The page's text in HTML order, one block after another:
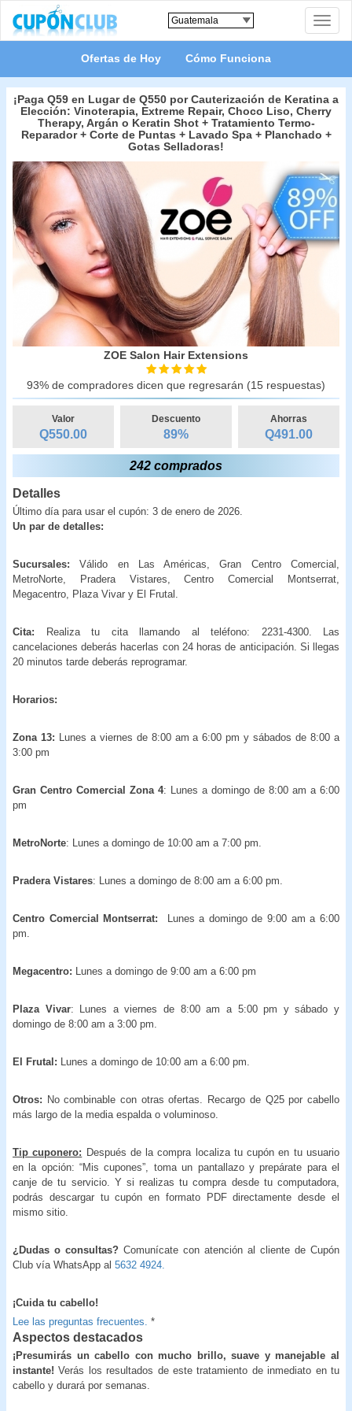
Toggle
Ofertas de Hoy Cómo Funciona
¡Paga Q59 en Lugar de Q550 por Cauterización de Keratina a
Elección: Vinoterapia, Extreme Repair, Choco Liso, Cherry
Therapy, Argán o Keratin Shot + Tratamiento Termo-
Reparador + Corte de Puntas + Lavado Spa + Planchado +
Gotas Selladoras!
ZOE Salon Hair Extensions
93% de compradores dicen que regresarán (15 respuestas)
Valor
Q550.00
Descuento
89%
Ahorras
Q491.00
242 comprados
Detalles
Último día para usar el cupón: 3 de enero de 2026.
Un par de detalles:
Sucursales: Válido en Las Américas, Gran Centro Comercial,
MetroNorte, Pradera Vistares, Centro Comercial Montserrat,
Megacentro, Plaza Vivar y El Frutal.
Cita: Realiza tu cita llamando al teléfono: 2231-4300. Las
cancelaciones deberás hacerlas con 24 horas de anticipación. Si llegas
20 minutos tarde deberás reprogramar.
Horarios:
Zona 13: Lunes a viernes de 8:00 am a 6:00 pm y sábados de 8:00 a
3:00 pm
Gran Centro Comercial Zona 4: Lunes a domingo de 8:00 am a 6:00
pm
MetroNorte: Lunes a domingo de 10:00 am a 7:00 pm.
Pradera Vistares: Lunes a domingo de 8:00 am a 6:00 pm.
Centro Comercial Montserrat: Lunes a domingo de 9:00 am a 6:00
pm.
Megacentro: Lunes a domingo de 9:00 am a 6:00 pm
Plaza Vivar: Lunes a viernes de 8:00 am a 5:00 pm y sábado y
domingo de 8:00 am a 3:00 pm.
El Frutal: Lunes a domingo de 10:00 am a 6:00 pm.
Otros: No combinable con otras ofertas. Recargo de Q25 por cabello
más largo de la media espalda o voluminoso.
Tip cuponero: Después de la compra localiza tu cupón en tu usuario
en la opción: “Mis cupones”, toma un pantallazo y prepárate para el
canje de tu servicio. Y si realizas tu compra desde tu computadora,
podrás descargar tu cupón en formato PDF directamente desde el
mismo sitio.
¿Dudas o consultas? Comunícate con atención al cliente de Cupón
Club vía WhatsApp al 5632 4924.
¡Cuida tu cabello!
Lee las preguntas frecuentes. *
Aspectos destacados
¡Presumirás un cabello con mucho brillo, suave y manejable al
instante! Verás los resultados de este tratamiento de inmediato en tu
cabello y durará por semanas.